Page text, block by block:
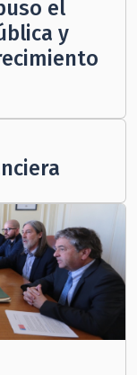
el
y